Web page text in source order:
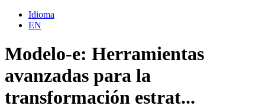
Idioma
EN
Modelo-e: Herramientas
avanzadas para la
transformación estrat...